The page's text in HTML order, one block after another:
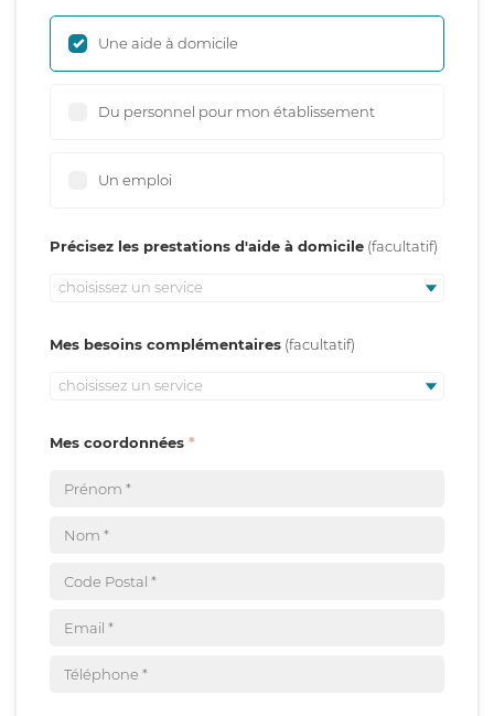
Une aide à domicile
Du personnel pour mon établissement
Un emploi
Précisez les prestations d'aide à domicile
choisissez un service
Mes besoins complémentaires
choisissez un service
Mes coordonnées